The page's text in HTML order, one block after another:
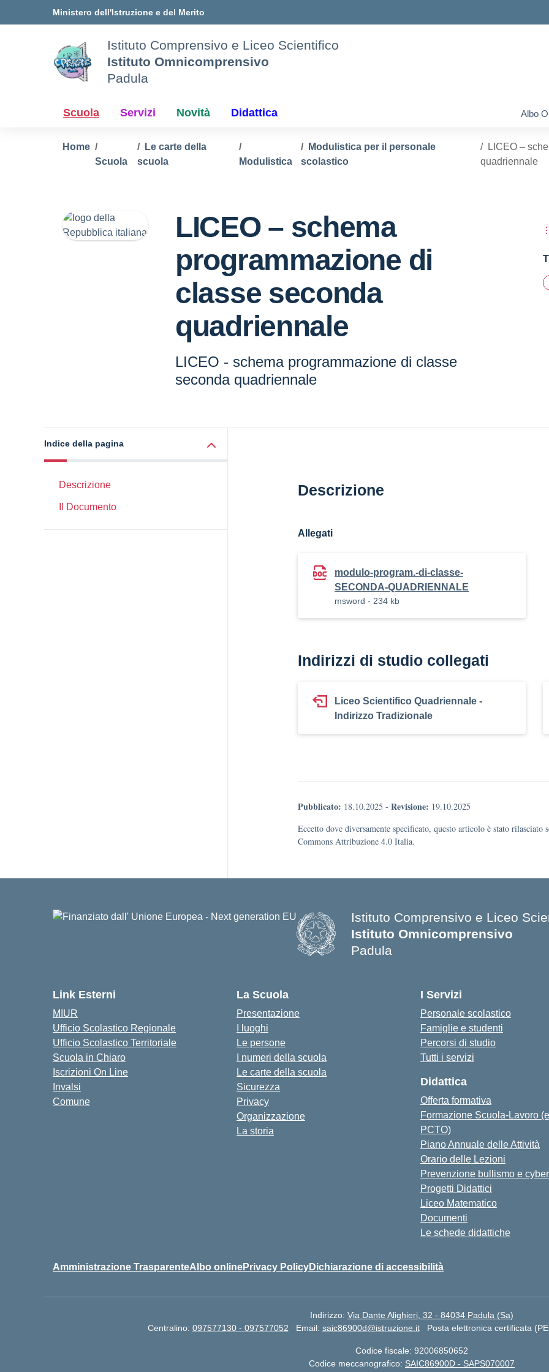
Ministero dell'Istruzione e del Merito
Istituto Comprensivo e Liceo Scientifico
Istituto Omnicomprensivo
Padula
Scuola Servizi Novità Didattica Albo
Home
Scuola
Le carte della
scuola
Modulistica
Modulistica per il personale
scolastico
LICEO –
quadriennale
LICEO – schema
programmazione di
classe seconda
quadriennale
LICEO - schema programmazione di classe
seconda quadriennale
Indice della pagina
Descrizione
Il Documento
Descrizione
Allegati
modulo-program.-di-classe-
SECONDA-QUADRIENNALE
msword - 234 kb
Indirizzi di studio collegati
Liceo Scientifico Quadriennale -
Indirizzo Tradizionale
Pubblicato: 18.10.2025 - Revisione: 19.10.2025
Eccetto dove diversamente specificato, questo articolo è stato rilasciato
Commons Attribuzione 4.0 Italia.
Istituto Comprensivo e Liceo
Istituto Omnicomprensivo
Padula
Link Esterni
MIUR
Ufficio Scolastico Regionale
Ufficio Scolastico Territoriale
Scuola in Chiaro
Iscrizioni On Line
Invalsi
Comune
La Scuola
Presentazione
I luoghi
Le persone
I numeri della scuola
Le carte della scuola
Sicurezza
Privacy
Organizzazione
La storia
I Servizi
Personale scolastico
Famiglie e studenti
Percorsi di studio
Tutti i servizi
Didattica
Offerta formativa
Formazione Scuola-Lavoro
PCTO)
Piano Annuale delle Attività
Orario delle Lezioni
Prevenzione bullismo e
Progetti Didattici
Liceo Matematico
Documenti
Le schede didattiche
Amministrazione TrasparenteAlbo onlinePrivacy PolicyDichiarazione di accessibilità
Indirizzo: Via Dante Alighieri, 32 - 84034 Padula (Sa)
Centralino: 097577130 - 097577052 Email: saic86900d@istruzione.it Posta elettronica certificata
Codice fiscale: 92006850652
Codice meccanografico: SAIC86900D - SAPS070007